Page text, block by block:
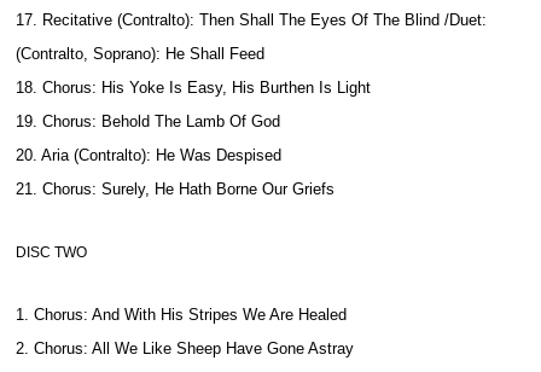
17. Recitative (Contralto): Then Shall The Eyes Of The Blind /Duet:
(Contralto, Soprano): He Shall Feed
18. Chorus: His Yoke Is Easy, His Burthen Is Light
19. Chorus: Behold The Lamb Of God
20. Aria (Contralto): He Was Despised
21. Chorus: Surely, He Hath Borne Our Griefs
DISC TWO
1. Chorus: And With His Stripes We Are Healed
2. Chorus: All We Like Sheep Have Gone Astray